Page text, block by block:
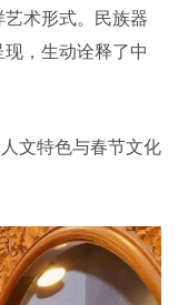
术形式。民族器
，生动诠释了中
文特色与春节文化